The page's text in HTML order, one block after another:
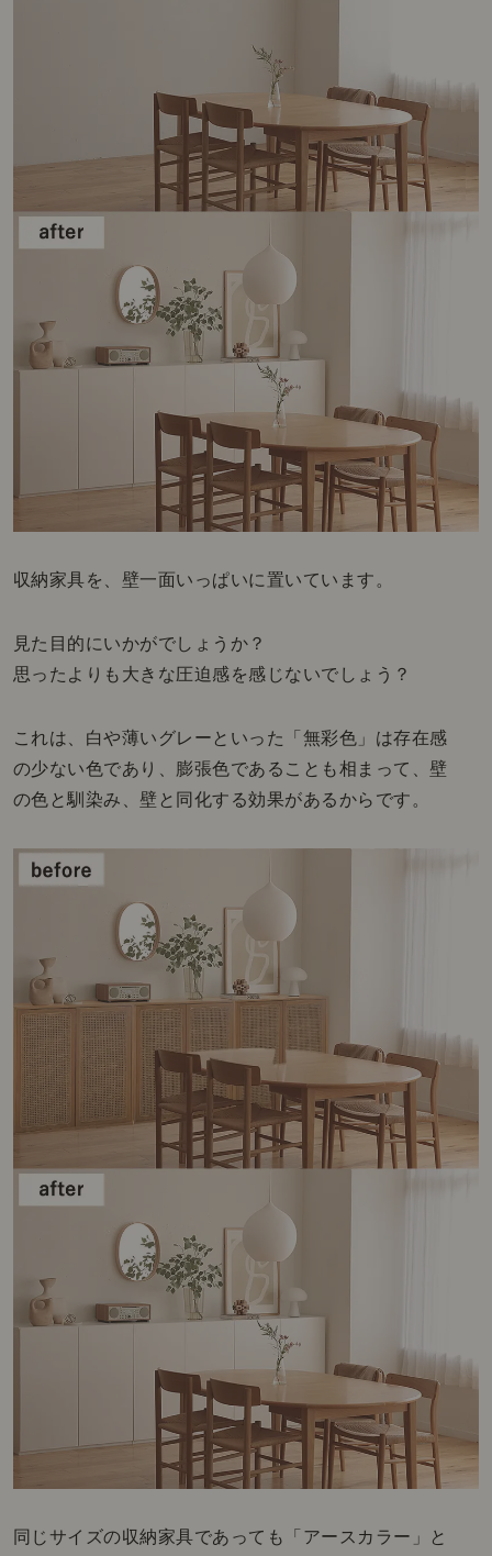
収納家具を、壁一面いっぱいに置いています。
見た目的にいかがでしょうか？
思ったよりも大きな圧迫感を感じないでしょう？
これは、白や薄いグレーといった「無彩色」は存在感
の少ない色であり、膨張色であることも相まって、壁
の色と馴染み、壁と同化する効果があるからです。
同じサイズの収納家具であっても「アースカラー」と